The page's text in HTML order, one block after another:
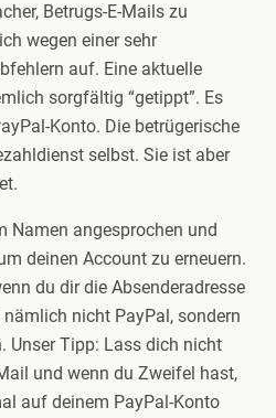
Betrugs-E-Mails zu
wegen einer sehr
auf. Eine aktuelle
sorgfältig “getippt”. Es
Konto. Die betrügerische
selbst. Sie ist aber
Namen angesprochen und
deinen Account zu erneuern.
du dir die Absenderadresse
nicht PayPal, sondern
Unser Tipp: Lass dich nicht
und wenn du Zweifel hast,
auf deinem PayPal-Konto